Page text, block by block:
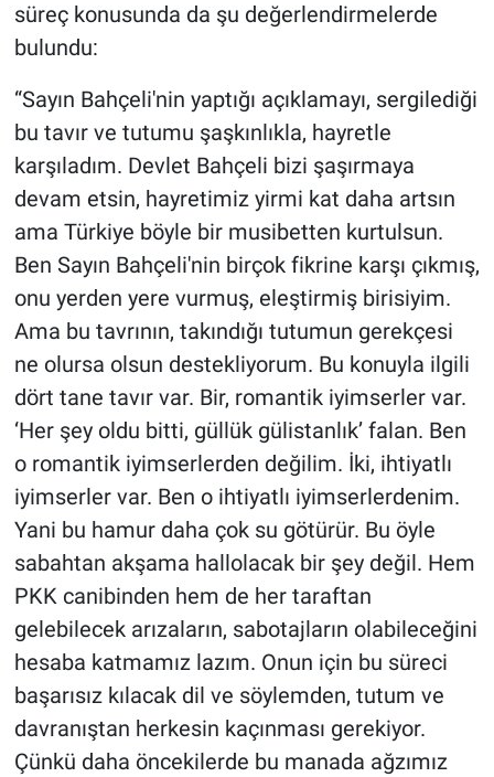
süreç konusunda da şu değerlendirmelerde
bulundu:
“Sayın Bahçeli'nin yaptığı açıklamayı, sergilediği
bu tavır ve tutumu şaşkınlıkla, hayretle
karşıladım. Devlet Bahçeli bizi şaşırmaya
devam etsin, hayretimiz yirmi kat daha artsın
ama Türkiye böyle bir musibetten kurtulsun.
Ben Sayın Bahçeli'nin birçok fikrine karşı çıkmış,
onu yerden yere vurmuş, eleştirmiş birisiyim.
Ama bu tavrının, takındığı tutumun gerekçesi
ne olursa olsun destekliyorum. Bu konuyla ilgili
dört tane tavır var. Bir, romantik iyimserler var.
‘Her şey oldu bitti, güllük gülistanlık’ falan. Ben
o romantik iyimserlerden değilim. İki, ihtiyatlı
iyimserler var. Ben o ihtiyatlı iyimserlerdenim.
Yani bu hamur daha çok su götürür. Bu öyle
sabahtan akşama hallolacak bir şey değil. Hem
PKK canibinden hem de her taraftan
gelebilecek arızaların, sabotajların olabileceğini
hesaba katmamız lazım. Onun için bu süreci
başarısız kılacak dil ve söylemden, tutum ve
davranıştan herkesin kaçınması gerekiyor.
Çünkü daha öncekilerde bu manada ağzımız